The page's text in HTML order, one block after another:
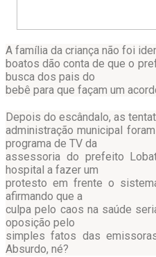
A família da criança não foi
boatos dão conta de que o
busca dos pais do
bebê para que façam um
Depois do escândalo, as
administração municipal
programa de TV da
assessoria do prefeito
hospital a fazer um
protesto em frente o
afirmando que a
culpa pelo caos na saúde
oposição pelo
simples fatos das
Absurdo, né?